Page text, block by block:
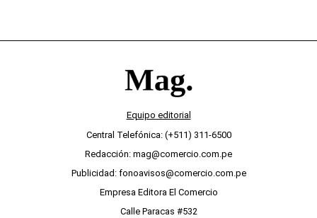
Equipo editorial
Central Telefónica: (+511) 311-6500
Redacción: mag@comercio.com.pe
Publicidad: fonoavisos@comercio.com.pe
Empresa Editora El Comercio
Calle Paracas #532